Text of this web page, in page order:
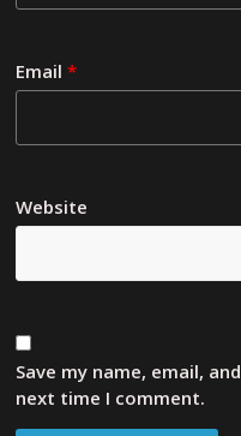
Email*
Website
Save my name, email,
next time I comment.